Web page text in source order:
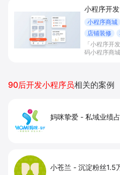
实现低成本
小程序开
小程序商城
店铺装修
「小程序开
码小程序商
增长。
90后开发小程序员相关的案例
妈咪挚爱 - 私域业绩
小苍兰 - 沉淀粉丝1.5